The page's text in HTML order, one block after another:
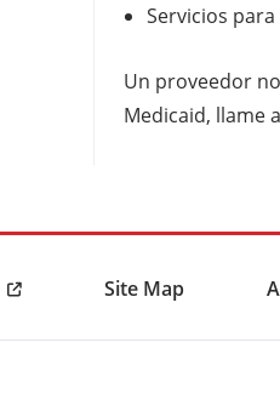
Servicios
Un proveedor
Medicaid, llame
Site Map